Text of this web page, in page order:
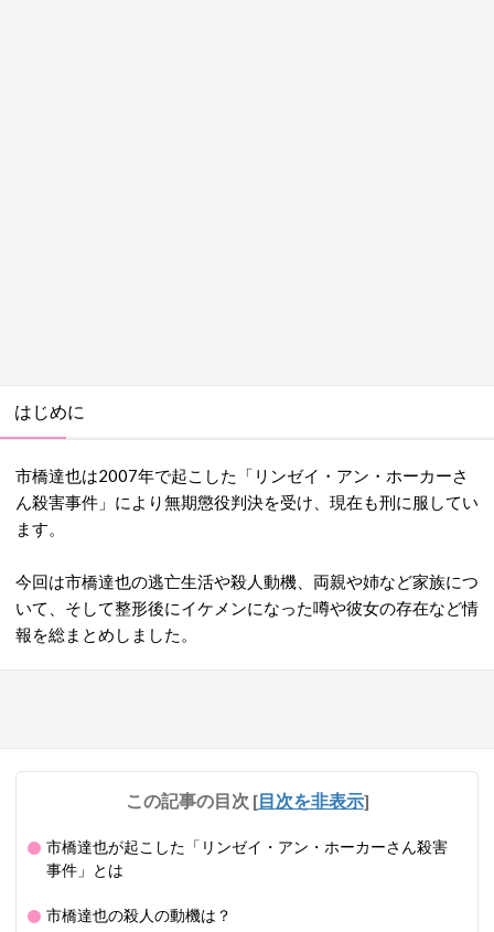
はじめに
市橋達也は2007年で起こした「リンゼイ・アン・ホーカーさ
ん殺害事件」により無期懲役判決を受け、現在も刑に服してい
ます。
今回は市橋達也の逃亡生活や殺人動機、両親や姉など家族につ
いて、そして整形後にイケメンになった噂や彼女の存在など情
報を総まとめしました。
この記事の目次 [目次を非表示]
市橋達也が起こした「リンゼイ・アン・ホーカーさん殺害
事件」とは
市橋達也の殺人の動機は？